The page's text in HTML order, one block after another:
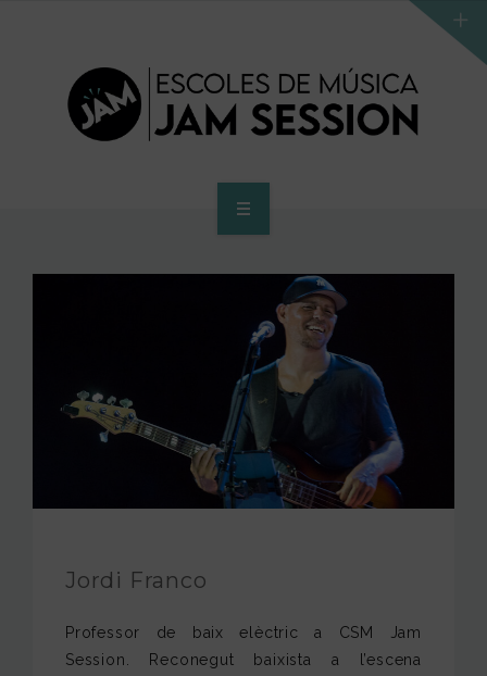
PROGRAMA D’ACCÉS AL SUPERIOR
CENTRE SUPERIOR
Jordi Franco
Professor de baix elèctric a CSM Jam
Session. Reconegut baixista a l’escena